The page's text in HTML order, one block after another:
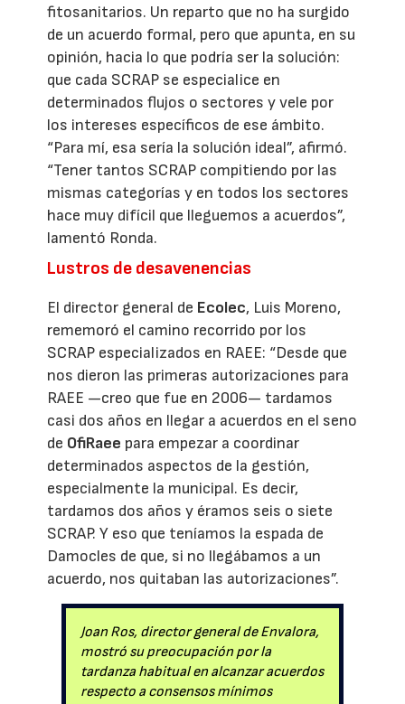
fitosanitarios. Un reparto que no ha surgido
de un acuerdo formal, pero que apunta, en su
opinión, hacia lo que podría ser la solución:
que cada SCRAP se especialice en
determinados flujos o sectores y vele por
los intereses específicos de ese ámbito.
“Para mí, esa sería la solución ideal”, afirmó.
“Tener tantos SCRAP compitiendo por las
mismas categorías y en todos los sectores
hace muy difícil que lleguemos a acuerdos”,
lamentó Ronda.
Lustros de desavenencias
El director general de Ecolec, Luis Moreno,
rememoró el camino recorrido por los
SCRAP especializados en RAEE: “Desde que
nos dieron las primeras autorizaciones para
RAEE —creo que fue en 2006— tardamos
casi dos años en llegar a acuerdos en el seno
de OfiRaee para empezar a coordinar
determinados aspectos de la gestión,
especialmente la municipal. Es decir,
tardamos dos años y éramos seis o siete
SCRAP. Y eso que teníamos la espada de
Damocles de que, si no llegábamos a un
acuerdo, nos quitaban las autorizaciones”.
Joan Ros, director general de Envalora,
mostró su preocupación por la
tardanza habitual en alcanzar acuerdos
respecto a consensos mínimos